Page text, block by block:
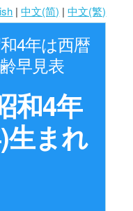
|中文(简) |中文(繁)
4年は西暦
早見表
和4年
生まれ